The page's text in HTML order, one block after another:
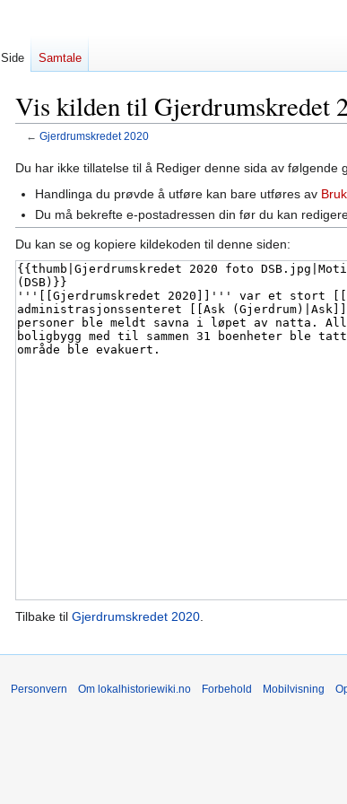
Vis kilden til Gjerdrumskredet
← Gjerdrumskredet 2020
Hopp
navigering
Hopp
Du har ikke tillatelse til å Rediger denne sida av følgende
Handlinga du prøvde å utføre kan bare utføres av
Du må bekrefte e-postadressen din før du kan
Du kan se og kopiere kildekoden til denne siden:
Tilbake til Gjerdrumskredet 2020.
Side Samtale
Personvern Om lokalhistoriewiki.no Forbehold Mobilvisning